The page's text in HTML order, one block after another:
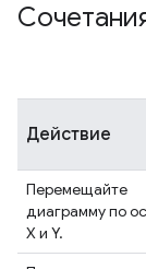
Действие
Перемещайте
диаграмму по
X и Y.